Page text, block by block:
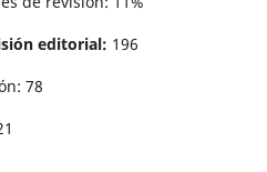
editorial: 196
78